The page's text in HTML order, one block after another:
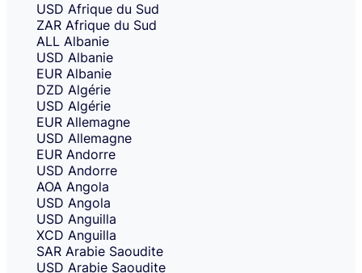
USD Afrique du Sud
ZAR Afrique du Sud
ALL Albanie
USD Albanie
EUR Albanie
DZD Algérie
USD Algérie
EUR Allemagne
USD Allemagne
EUR Andorre
USD Andorre
AOA Angola
USD Angola
USD Anguilla
XCD Anguilla
SAR Arabie Saoudite
USD Arabie Saoudite